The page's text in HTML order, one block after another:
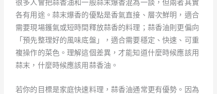
很多人會把蒜香油和一般蒜末爆香混為一談，但兩者其實
各有用途。蒜末爆香的優點是香氣直接、層次鮮明，適合
需要現場鑊氣或短時間釋放蒜香的料理；蒜香油則更偏向
「預先整理好的風味底盤」，適合需要穩定、快速、可重
複操作的菜色。理解這個差異，才能知道什麼時候應該用
蒜末，什麼時候應該用蒜香油。
若你的目標是家庭快速料理，蒜香油通常更有優勢。因為